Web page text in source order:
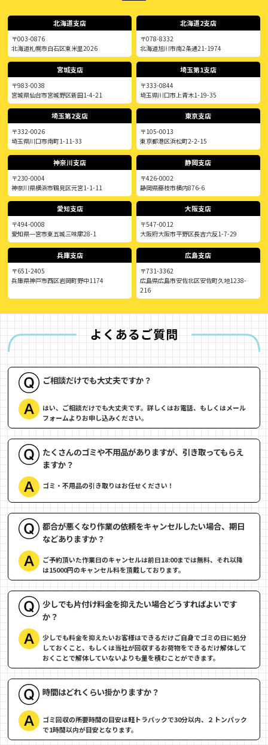
北海道支店
〒003-0876
北海道札幌市白石区東米里2026
北海道2支店
〒078-8332
北海道旭川市南2条通21-1974
宮城支店
〒983-0038
宮城県仙台市宮城野区新田1-4-21
埼玉第1支店
〒333-0844
埼玉県川口市上青木1-19-35
埼玉第2支店
〒332-0026
埼玉県川口市南町1-11-33
東京支店
〒105-0013
東京都港区浜松町2-2-15
神奈川支店
〒230-0004
神奈川県横浜市鶴見区元宮1-1-11
静岡支店
〒426-0002
静岡県藤枝市横内876-6
愛知支店
〒494-0008
愛知県一宮市東五城三味廓28-1
大阪支店
〒547-0012
大阪府大阪市平野区長吉六反1-7-29
兵庫支店
〒651-2405
兵庫県神戸市西区岩岡町野中1174
広島支店
〒731-3362
広島県広島市安佐北区安佐町久地1238-
216
ご相談だけでも大丈夫ですか？
はい、ご相談だけでも大丈夫です。詳しくはお電話、もしくはメール
フォームよりお申し込みください。
たくさんのゴミや不用品がありますが、引き取ってもらえ
ますか？
ゴミ・不用品の引き取りはお任せください！
都合が悪くなり作業の依頼をキャンセルしたい場合、期日
などありますか？
ご予約頂いた作業日のキャンセルは前日18:00までは無料、それ以降
は15000円のキャンセル料を頂戴しております。
少しでも片付け料金を抑えたい場合どうすればよいです
か？
少しでも料金を抑えたいお客様はできるだけご自身でゴミの日に処分
しておくこと、もしくは当社が回収するお荷物をできるだけ解体して
おくことで解体していないよりも量を積むことができます。
時間はどれくらい掛かりますか？
ゴミ回収の所要時間の目安は軽トラパックで30分以内、２トンパック
で1時間以内が目安となります。